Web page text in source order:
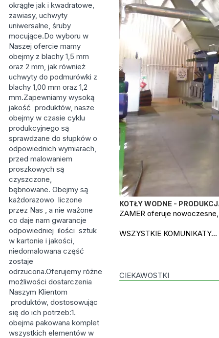
okrągłe jak i kwadratowe,
zawiasy, uchwyty
uniwersalne, śruby
mocujące.Do wyboru w
Naszej ofercie mamy
obejmy z blachy 1,5 mm
oraz 2 mm, jak również
uchwyty do podmurówki z
blachy 1,00 mm oraz 1,2
mm.Zapewniamy wysoką
jakość produktów, nasze
obejmy w czasie cyklu
produkcyjnego są
sprawdzane do słupków o
odpowiednich wymiarach,
przed malowaniem
proszkowych są
czyszczone,
bębnowane. Obejmy są
każdorazowo liczone
przez Nas , a nie ważone
co daje nam gwarancje
odpowiedniej ilości sztuk
w kartonie i jakości,
niedomalowana część
zostaje
odrzucona.Oferujemy różne
możliwości dostarczenia
Naszym Klientom
produktów, dostosowując
się do ich potrzeb:1.
obejma pakowana komplet
wszystkich elementów w
KOTŁY WODNE -
ZAMER oferuje
WSZYSTKIE KOMUNIKATY...
CIEKAWOSTKI